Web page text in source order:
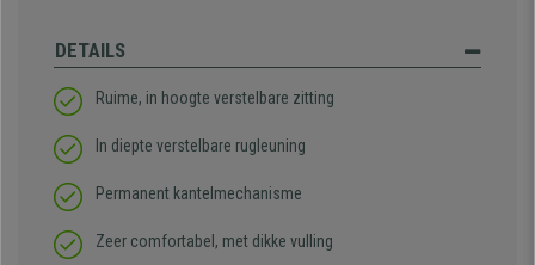
DETAILS
Ruime, in hoogte verstelbare zitting
In diepte verstelbare rugleuning
Permanent kantelmechanisme
Zeer comfortabel, met dikke vulling